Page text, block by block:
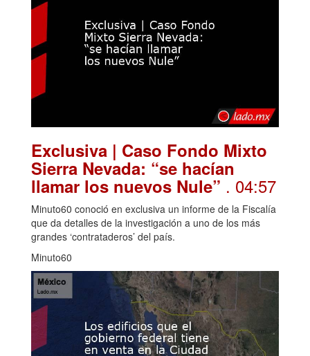
Exclusiva | Caso Fondo Mixto
Sierra Nevada: “se hacían
llamar los nuevos Nule” . 04:57
Minuto60 conoció en exclusiva un informe de la Fiscalía
que da detalles de la investigación a uno de los más
grandes ‘contrataderos’ del país.
Minuto60